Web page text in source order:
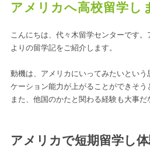
アメリカへ高校留学し
こんにちは、代々木留学センターです
よりの留学記をご紹介します。
動機は、アメリカにいってみたいとい
ケーション能力が上がることができそう
また、他国のかたと関わる経験も大事
アメリカで短期留学し